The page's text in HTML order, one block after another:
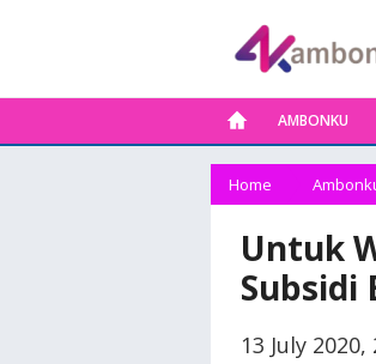
AMBONKU
Home
Untuk
Subsidi
13 July 2020,